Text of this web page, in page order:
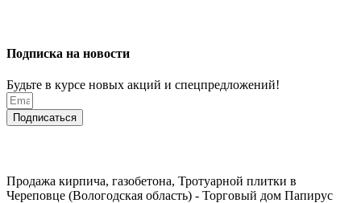
Подписка на новости
Будьте в курсе новых акций и спецпредложений!
Подписаться
Продажа кирпича, газобетона, Тротуарной плитки в
Череповце (Вологодская область) - Торговый дом Папирус